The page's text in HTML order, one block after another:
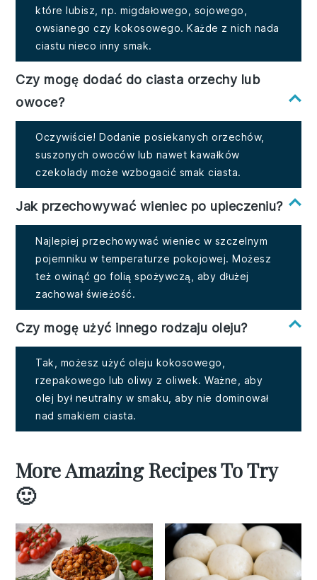
które lubisz, np. migdałowego, sojowego,
owsianego czy kokosowego. Każde z nich nada
ciastu nieco inny smak.
Czy mogę dodać do ciasta orzechy lub
owoce?
Oczywiście! Dodanie posiekanych orzechów,
suszonych owoców lub nawet kawałków
czekolady może wzbogacić smak ciasta.
Jak przechowywać wieniec po upieczeniu?
Najlepiej przechowywać wieniec w szczelnym
pojemniku w temperaturze pokojowej. Możesz
też owinąć go folią spożywczą, aby dłużej
zachował świeżość.
Czy mogę użyć innego rodzaju oleju?
Tak, możesz użyć oleju kokosowego,
rzepakowego lub oliwy z oliwek. Ważne, aby
olej był neutralny w smaku, aby nie dominował
nad smakiem ciasta.
More Amazing Recipes To Try
🙂